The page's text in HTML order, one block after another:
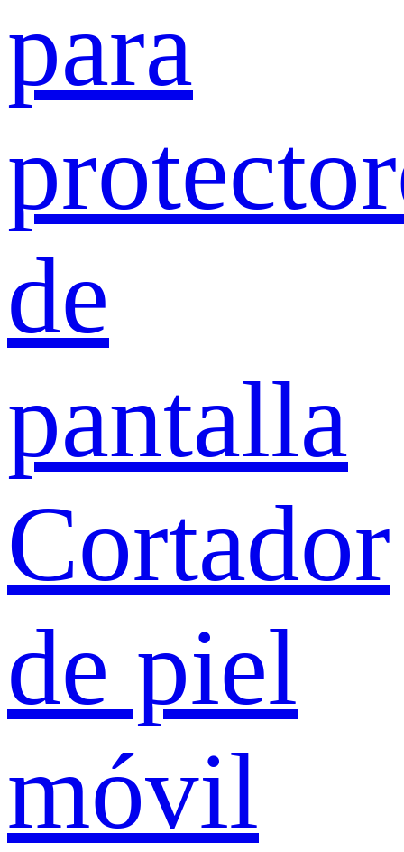
para
de
pantalla
Cortador
de piel
móvil